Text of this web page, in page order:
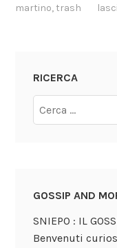
martino, trash
RICERCA
GOSSIP AND
SNIEPO : IL
Benvenuti